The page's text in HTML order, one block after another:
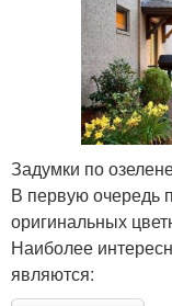
Задумки по
В первую очередь
оригинальных
Наиболее
являются: